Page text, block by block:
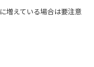
に増えている場合は要注意